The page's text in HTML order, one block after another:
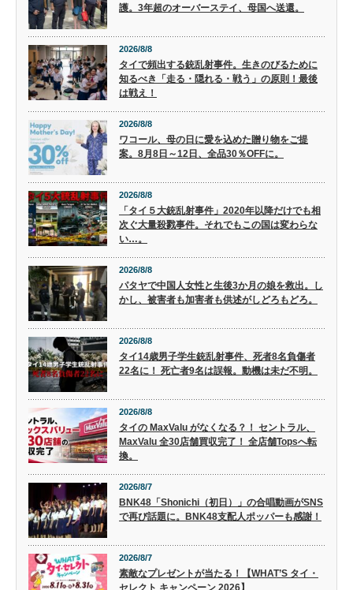
護。3年超のオーバーステイ、母国へ送還。
2026/8/8
タイで頻出する銃乱射事件。生きのびるために
知るべき「走る・隠れる・戦う」の原則！最後
は戦え！
2026/8/8
ワコール、母の日に愛を込めた贈り物をご提
案。8月8日～12日、全品30％OFFに。
2026/8/8
「タイ５大銃乱射事件」2020年以降だけでも相
次ぐ大量殺戮事件。それでもこの国は変わらな
い…。
2026/8/8
パタヤで中国人女性と生後3か月の娘を救出。し
かし、被害者も加害者も供述がしどろもどろ。
2026/8/8
タイ14歳男子学生銃乱射事件、死者8名負傷者
22名に！ 死亡者9名は誤報。動機は未だ不明。
2026/8/8
タイの MaxValu がなくなる？！ セントラル、
MaxValu 全30店舗買収完了！ 全店舗Topsへ転
換。
2026/8/7
BNK48「Shonichi（初日）」の合唱動画がSNS
で再び話題に。BNK48支配人ポッパーも感謝！
2026/8/7
素敵なプレゼントが当たる！【WHAT’S タイ・
セレクト キャンペーン 2026】